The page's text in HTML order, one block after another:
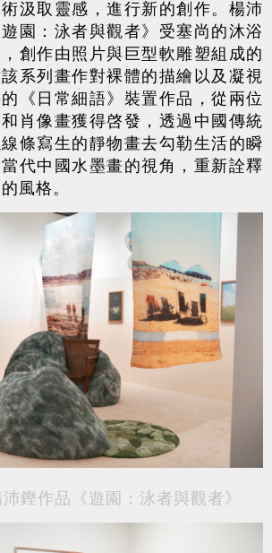
汲取靈感，進行新的創作。楊沛
園：泳者與觀者》受塞尚的沐浴
創作由照片與巨型軟雕塑組成的
系列畫作對裸體的描繪以及凝視
《日常細語》裝置作品，從兩位
肖像畫獲得啓發，透過中國傳統
條寫生的靜物畫去勾勒生活的瞬
代中國水墨畫的視角，重新詮釋
風格。
鏗作品《遊園：泳者與觀者》